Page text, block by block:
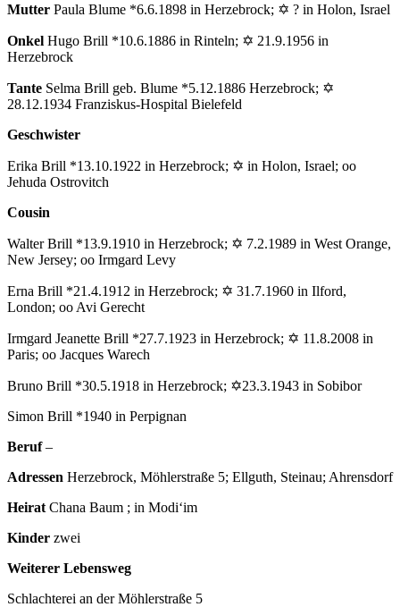
Mutter Paula Blume *6.6.1898 in Herzebrock; ✡ ? in Holon, Israel
Onkel Hugo Brill *10.6.1886 in Rinteln; ✡ 21.9.1956 in
Herzebrock
Tante Selma Brill geb. Blume *5.12.1886 Herzebrock; ✡
28.12.1934 Franziskus-Hospital Bielefeld
Geschwister
Erika Brill *13.10.1922 in Herzebrock; ✡ in Holon, Israel; oo
Jehuda Ostrovitch
Cousin
Walter Brill *13.9.1910 in Herzebrock; ✡ 7.2.1989 in West Orange,
New Jersey; oo Irmgard Levy
Erna Brill *21.4.1912 in Herzebrock; ✡ 31.7.1960 in Ilford,
London; oo Avi Gerecht
Irmgard Jeanette Brill *27.7.1923 in Herzebrock; ✡ 11.8.2008 in
Paris; oo Jacques Warech
Bruno Brill *30.5.1918 in Herzebrock; ✡23.3.1943 in Sobibor
Simon Brill *1940 in Perpignan
Beruf–
Adressen Herzebrock, Möhlerstraße 5; Ellguth, Steinau; Ahrensdorf
Heirat Chana Baum ; in Modi‘im
Kinder zwei
Weiterer Lebensweg
Schlachterei an der Möhlerstraße 5